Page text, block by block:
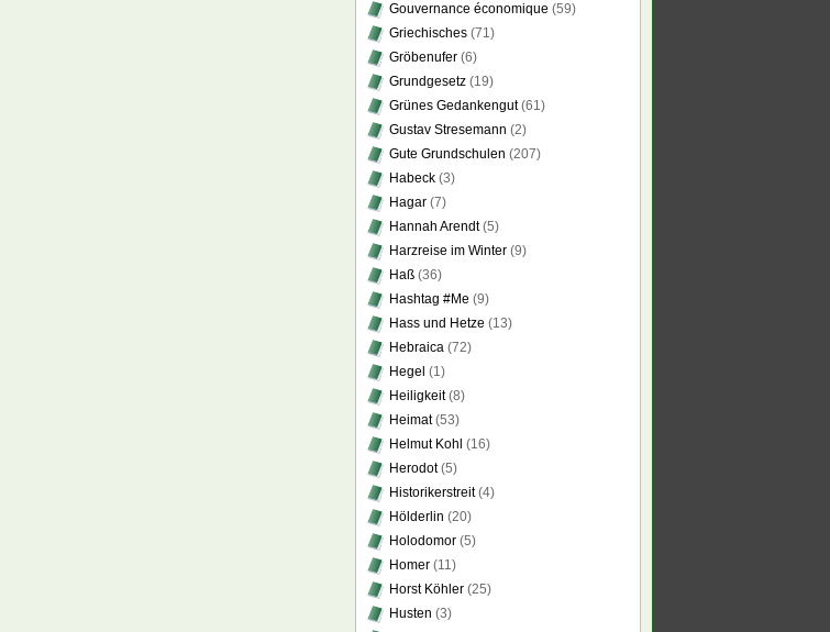
Gouvernance économique (59)
Griechisches (71)
Gröbenufer (6)
Grundgesetz (19)
Grünes Gedankengut(61)
Gustav Stresemann (2)
Gute Grundschulen (207)
Habeck (3)
Hagar (7)
Hannah Arendt(5)
Harzreise im Winter (9)
Haß (36)
Hashtag #Me (9)
Hass und Hetze (13)
Hebraica (72)
Hegel (1)
Heiligkeit(8)
Heimat(53)
Helmut Kohl (16)
Herodot(5)
Historikerstreit(4)
Hölderlin (20)
Holodomor (5)
Homer (11)
Horst Köhler (25)
Husten (3)